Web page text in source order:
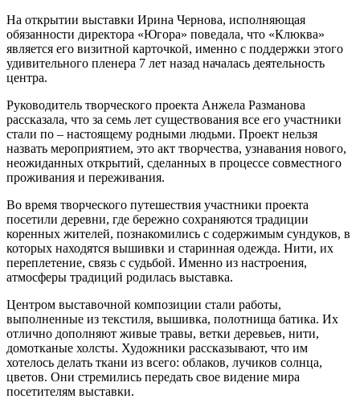
На открытии выставки Ирина Чернова, исполняющая
обязанности директора «Югора» поведала, что «Клюква»
является его визитной карточкой, именно с поддержки этого
удивительного пленера 7 лет назад началась деятельность
центра.
Руководитель творческого проекта Анжела Разманова
рассказала, что за семь лет существования все его участники
стали по – настоящему родными людьми. Проект нельзя
назвать мероприятием, это акт творчества, узнавания нового,
неожиданных открытий, сделанных в процессе совместного
проживания и переживания.
Во время творческого путешествия участники проекта
посетили деревни, где бережно сохраняются традиции
коренных жителей, познакомились с содержимым сундуков, в
которых находятся вышивки и старинная одежда. Нити, их
переплетение, связь с судьбой. Именно из настроения,
атмосферы традиций родилась выставка.
Центром выставочной композиции стали работы,
выполненные из текстиля, вышивка, полотнища батика. Их
отлично дополняют живые травы, ветки деревьев, нити,
домотканые холсты. Художники рассказывают, что им
хотелось делать ткани из всего: облаков, лучиков солнца,
цветов. Они стремились передать свое видение мира
посетителям выставки.